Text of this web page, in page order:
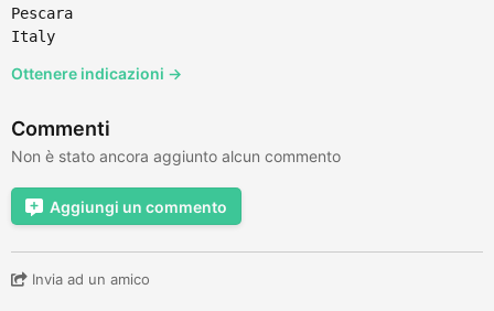
Pescara
Italy
Ottenere indicazioni →
Commenti
Non è stato ancora aggiunto alcun commento
Aggiungi un commento
Invia ad un amico